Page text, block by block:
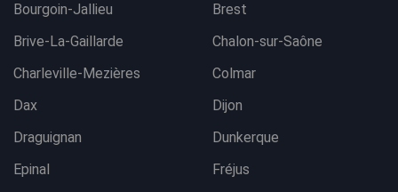
Bourgoin-Jallieu
Brest
Brive-La-Gaillarde
Chalon-sur-Saône
Charleville-Mezières
Colmar
Dax
Dijon
Draguignan
Dunkerque
Epinal
Fréjus